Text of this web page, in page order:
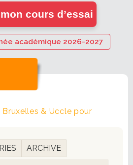
cours d’essai
académique 2026-2027
& Uccle pour
ARCHIVE